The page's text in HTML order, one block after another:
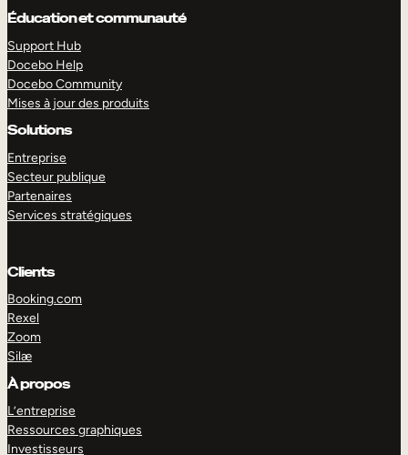
Éducation et communauté
Support Hub
Docebo Help
Docebo Community
Mises à jour des produits
Solutions
Entreprise
Secteur publique
Partenaires
Services stratégiques
Clients
Booking.com
Rexel
Zoom
Silæ
À propos
L’entreprise
Ressources graphiques
Investisseurs